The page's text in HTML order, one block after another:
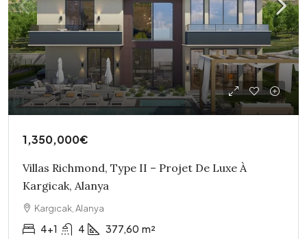
1,350,000€
Villas Richmond, Type II – Projet De Luxe À
Kargicak, Alanya
Kargıcak, Alanya
4+1 4 377,60 m²